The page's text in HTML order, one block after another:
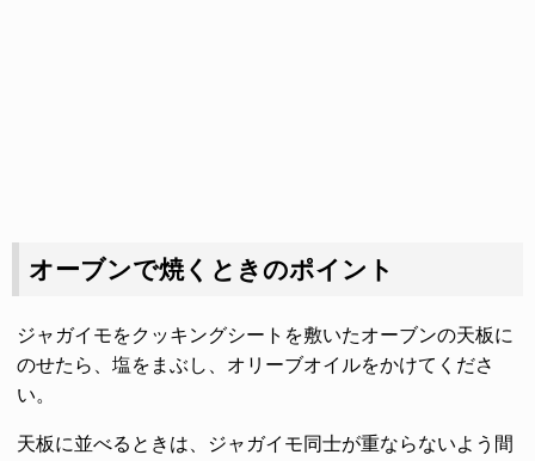
オーブンで焼くときのポイント
ジャガイモをクッキングシートを敷いたオーブンの天板に
のせたら、塩をまぶし、オリーブオイルをかけてくださ
い。
天板に並べるときは、ジャガイモ同士が重ならないよう間